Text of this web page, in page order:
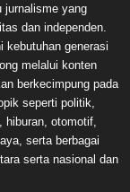
jurnalisme yang
dan independen.
kebutuhan generasi
melalui konten
berkecimpung pada
seperti politik,
otomotif,
serta berbagai
serta nasional dan